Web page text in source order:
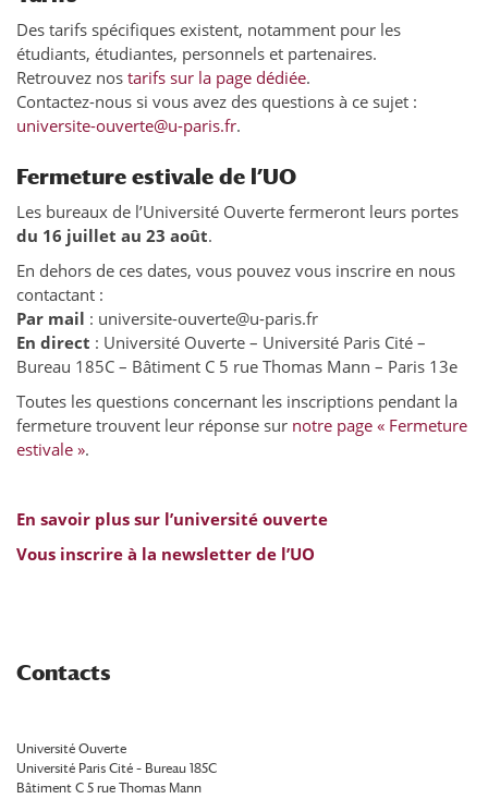
Des tarifs spécifiques existent, notamment pour les
étudiants, étudiantes, personnels et partenaires.
Retrouvez nos tarifs sur la page dédiée.
Contactez-nous si vous avez des questions à ce sujet :
universite-ouverte@u-paris.fr.
Fermeture estivale de l’UO
Les bureaux de l’Université Ouverte fermeront leurs portes
du 16 juillet au 23 août.
En dehors de ces dates, vous pouvez vous inscrire en nous
contactant :
Par mail : universite-ouverte@u-paris.fr
En direct : Université Ouverte – Université Paris Cité –
Bureau 185C – Bâtiment C 5 rue Thomas Mann – Paris 13e
Toutes les questions concernant les inscriptions pendant la
fermeture trouvent leur réponse sur notre page « Fermeture
estivale ».
En savoir plus sur l’université ouverte
Vous inscrire à la newsletter de l’UO
Contacts
Université Ouverte
Université Paris Cité – Bureau 185C
Bâtiment C 5 rue Thomas Mann